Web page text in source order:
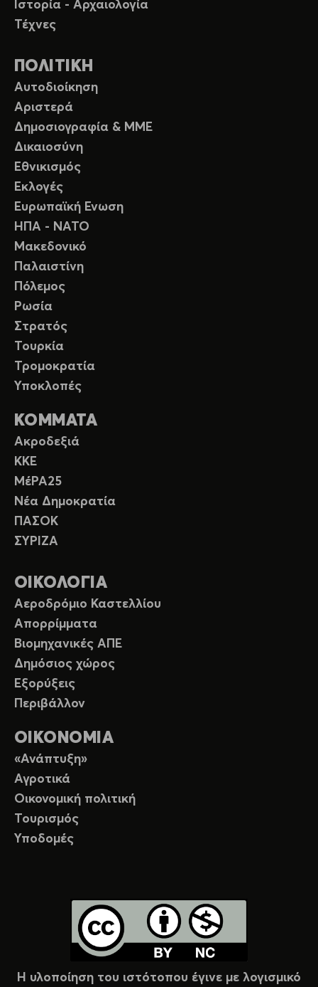
Ιστορία - Αρχαιολογία
Τέχνες
ΠΟΛΙΤΙΚΗ
Αυτοδιοίκηση
Αριστερά
Δημοσιογραφία & ΜΜΕ
Δικαιοσύνη
Εθνικισμός
Εκλογές
Ευρωπαϊκή Ενωση
ΗΠΑ - ΝΑΤΟ
Μακεδονικό
Παλαιστίνη
Πόλεμος
Ρωσία
Στρατός
Τουρκία
Τρομοκρατία
Υποκλοπές
ΚΟΜΜΑΤΑ
Ακροδεξιά
ΚΚΕ
ΜέΡΑ25
Νέα Δημοκρατία
ΠΑΣΟΚ
ΣΥΡΙΖΑ
ΟΙΚΟΛΟΓΙΑ
Αεροδρόμιο Καστελλίου
Απορρίμματα
Βιομηχανικές ΑΠΕ
Δημόσιος χώρος
Εξορύξεις
Περιβάλλον
ΟΙΚΟΝΟΜΙΑ
«Ανάπτυξη»
Αγροτικά
Οικονομική πολιτική
Τουρισμός
Υποδομές
Η υλοποίηση του ιστότοπου έγινε με λογισμικό